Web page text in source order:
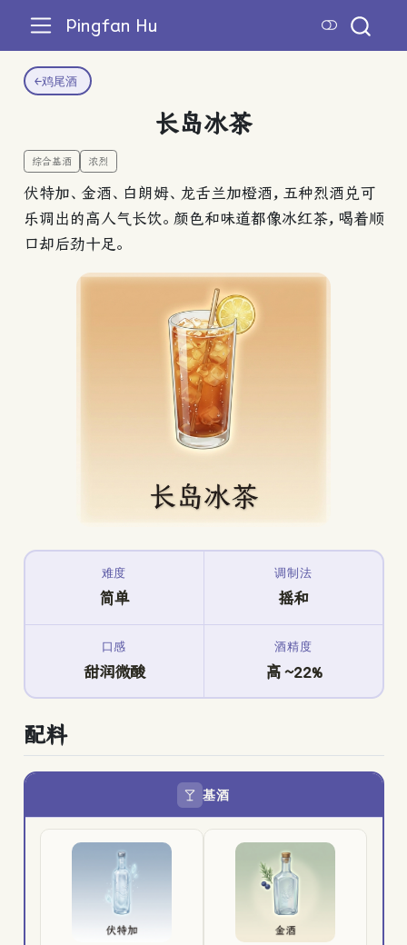
Pingfan Hu
←鸡尾酒
长岛冰茶
综合基酒 浓烈
伏特加、金酒、白朗姆、龙舌兰加橙酒，五种烈酒兑可
乐调出的高人气长饮。颜色和味道都像冰红茶，喝着顺
口却后劲十足。
难度
简单
调制法
摇和
口感
甜润微酸
酒精度
高 ~22%
配料
基酒